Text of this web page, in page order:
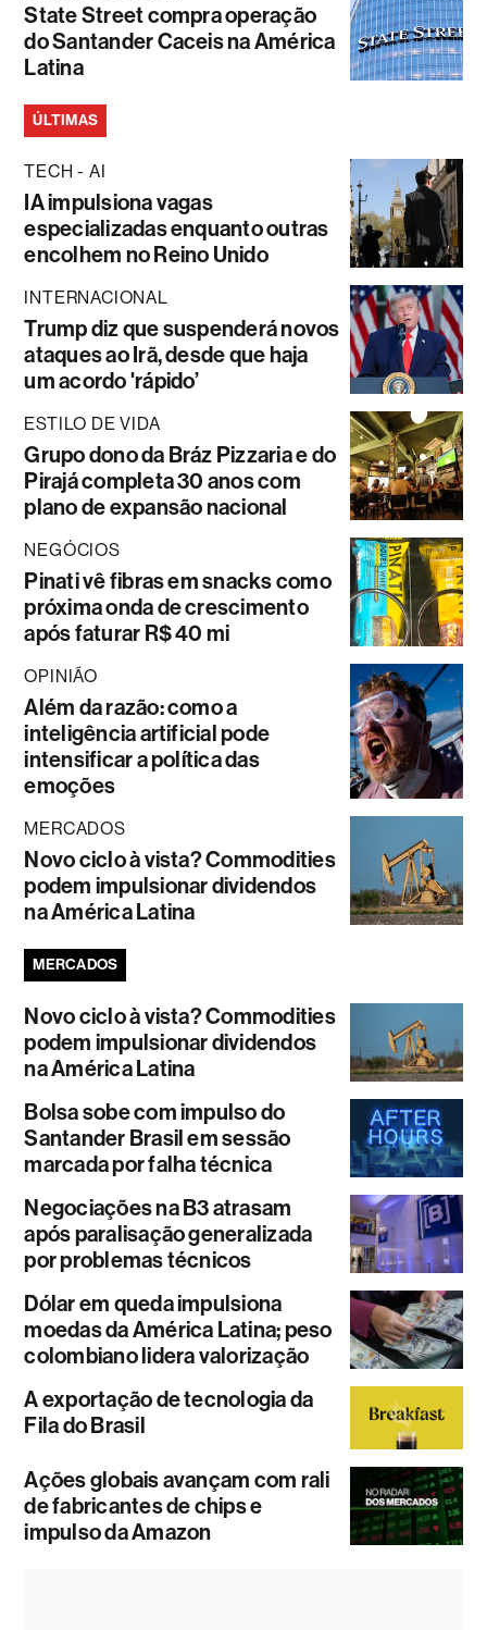
State Street compra operação
do Santander Caceis na América
Latina
ÚLTIMAS
TECH - AI
IA impulsiona vagas
especializadas enquanto outras
encolhem no Reino Unido
INTERNACIONAL
Trump diz que suspenderá novos
ataques ao Irã, desde que haja
um acordo 'rápido’
ESTILO DE VIDA
Grupo dono da Bráz Pizzaria e do
Pirajá completa 30 anos com
plano de expansão nacional
NEGÓCIOS
Pinati vê fibras em snacks como
próxima onda de crescimento
após faturar R$ 40 mi
OPINIÃO
Além da razão: como a
inteligência artificial pode
intensificar a política das
emoções
MERCADOS
Novo ciclo à vista? Commodities
podem impulsionar dividendos
na América Latina
MERCADOS
Novo ciclo à vista? Commodities
podem impulsionar dividendos
na América Latina
Bolsa sobe com impulso do
Santander Brasil em sessão
marcada por falha técnica
Negociações na B3 atrasam
após paralisação generalizada
por problemas técnicos
Dólar em queda impulsiona
moedas da América Latina; peso
colombiano lidera valorização
A exportação de tecnologia da
Fila do Brasil
Ações globais avançam com rali
de fabricantes de chips e
impulso da Amazon